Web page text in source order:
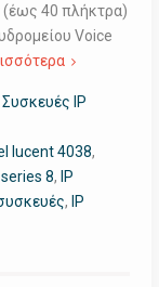
(έως 40 πλήκτρα)
Voice
IP
lucent 4038,
8, IP
, IP